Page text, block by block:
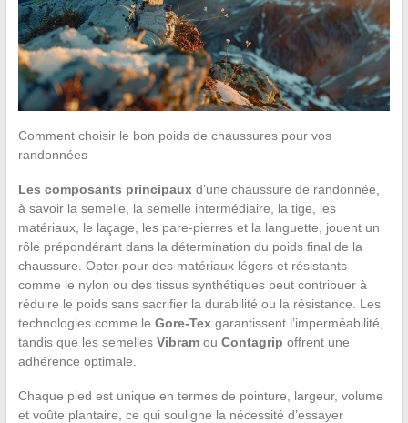
Comment choisir le bon poids de chaussures pour vos
randonnées
Les composants principauxd’une chaussure de randonnée,
à savoir la semelle, la semelle intermédiaire, la tige, les
matériaux, le laçage, les pare-pierres et la languette, jouent un
rôle prépondérant dans la détermination du poids final de la
chaussure. Opter pour des matériaux légers et résistants
comme le nylon ou des tissus synthétiques peut contribuer à
réduire le poids sans sacrifier la durabilité ou la résistance. Les
technologies comme le Gore-Texgarantissent l’imperméabilité,
tandis que les semelles Vibramou Contagrip offrent une
adhérence optimale.
Chaque pied est unique en termes de pointure, largeur, volume
et voûte plantaire, ce qui souligne la nécessité d’essayer